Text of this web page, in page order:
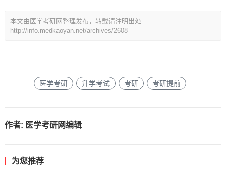
本文由医学考研网整理发布，转载请注明出处
http://info.medkaoyan.net/archives/2608
医学考研 升学考试 考研 考研提前
作者: 医学考研网编辑
为您推荐